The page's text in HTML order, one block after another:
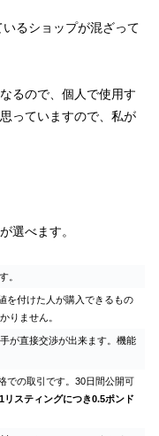
るショップが混ざって
るので、個人で使用す
っていますので、私が
選べます。
。
を付けた人が購入できるもの
りません。
が直接交渉が出来ます。機能
での取引です。30日間公開可
スティングにつき0.5ポンド